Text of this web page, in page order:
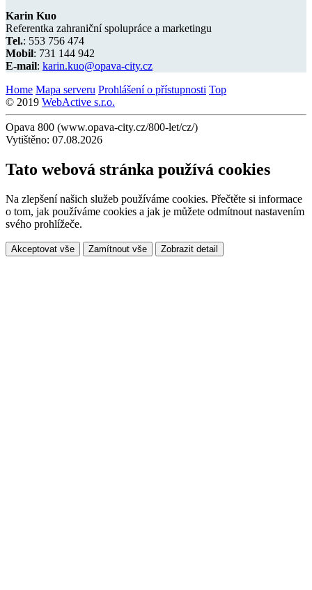
Karin Kuo
Referentka zahraniční spolupráce a marketingu
Tel.: 553 756 474
Mobil: 731 144 942
E-mail: karin.kuo@opava-city.cz
Home Mapa serveru Prohlášení o přístupnosti Top
© 2019 WebActive s.r.o.
Opava 800 (www.opava-city.cz/800-let/cz/)
Vytištěno: 07.08.2026
Tato webová stránka používá cookies
Na zlepšení našich služeb používáme cookies. Přečtěte si informace
o tom, jak používáme cookies a jak je můžete odmítnout nastavením
svého prohlížeče.
Akceptovat vše Zamítnout vše Zobrazit detail